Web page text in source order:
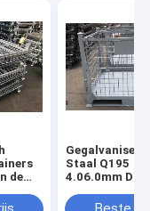
de
Staal Q195
4.06.0mm
Foldable Wire